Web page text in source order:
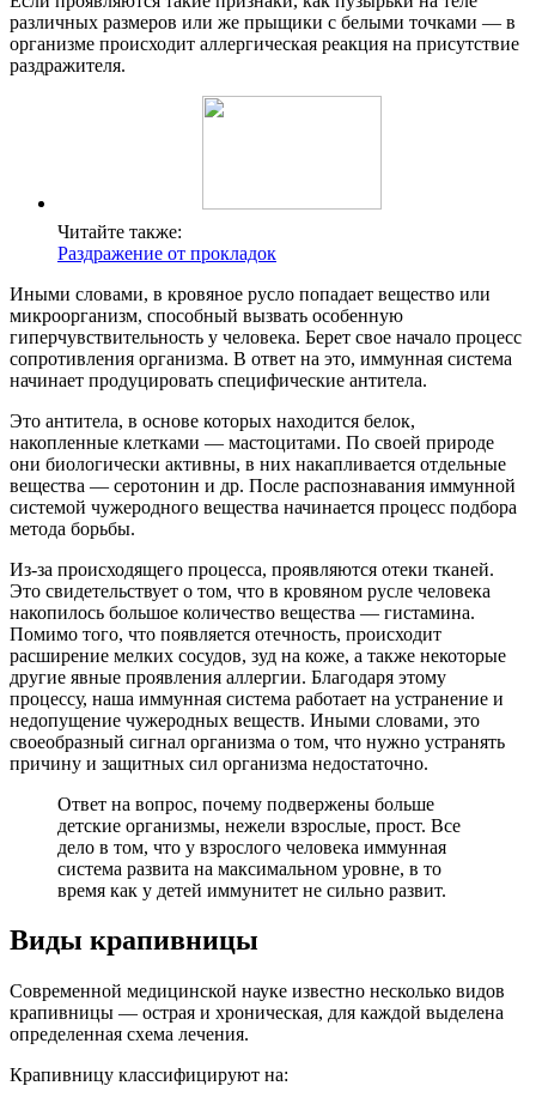
различных размеров или же прыщики с белыми точками — в
организме происходит аллергическая реакция на присутствие
раздражителя.
Читайте также:
Раздражение от прокладок
Иными словами, в кровяное русло попадает вещество или
микроорганизм, способный вызвать особенную
гиперчувствительность у человека. Берет свое начало процесс
сопротивления организма. В ответ на это, иммунная система
начинает продуцировать специфические антитела.
Это антитела, в основе которых находится белок,
накопленные клетками — мастоцитами. По своей природе
они биологически активны, в них накапливается отдельные
вещества — серотонин и др. После распознавания иммунной
системой чужеродного вещества начинается процесс подбора
метода борьбы.
Из-за происходящего процесса, проявляются отеки тканей.
Это свидетельствует о том, что в кровяном русле человека
накопилось большое количество вещества — гистамина.
Помимо того, что появляется отечность, происходит
расширение мелких сосудов, зуд на коже, а также некоторые
другие явные проявления аллергии. Благодаря этому
процессу, наша иммунная система работает на устранение и
недопущение чужеродных веществ. Иными словами, это
своеобразный сигнал организма о том, что нужно устранять
причину и защитных сил организма недостаточно.
Ответ на вопрос, почему подвержены больше
детские организмы, нежели взрослые, прост. Все
дело в том, что у взрослого человека иммунная
система развита на максимальном уровне, в то
время как у детей иммунитет не сильно развит.
Виды крапивницы
Современной медицинской науке известно несколько видов
крапивницы — острая и хроническая, для каждой выделена
определенная схема лечения.
Крапивницу классифицируют на: